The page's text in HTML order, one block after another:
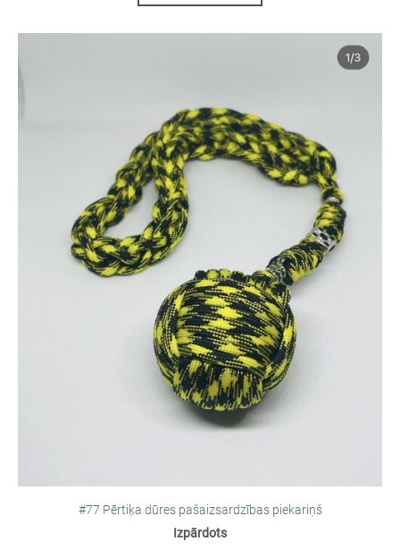
#77 Pērtiķa dūres pašaizsardzības piekariņš
Izpārdots